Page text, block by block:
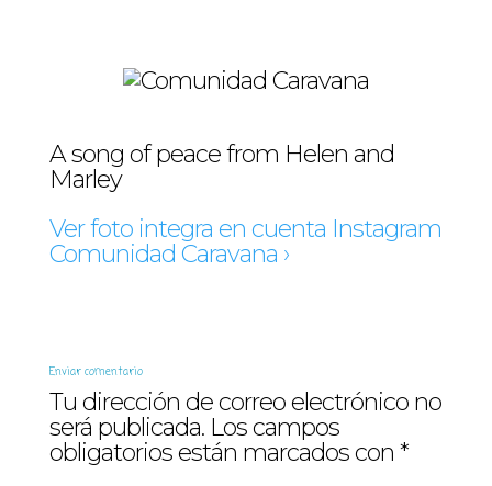
A song of peace from Helen and
Marley
Ver foto integra en cuenta Instagram
Comunidad Caravana ›
Enviar comentario
Tu dirección de correo electrónico no
será publicada. Los campos
obligatorios están marcados con *